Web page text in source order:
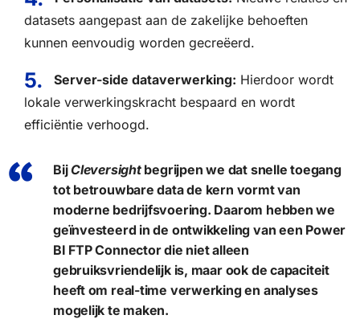
datasets aangepast aan de zakelijke behoeften
kunnen eenvoudig worden gecreëerd.
Server-side dataverwerking: Hierdoor wordt
lokale verwerkingskracht bespaard en wordt
efficiëntie verhoogd.
Bij Cleversightbegrijpen we dat snelle toegang
tot betrouwbare data de kern vormt van
moderne bedrijfsvoering. Daarom hebben we
geïnvesteerd in de ontwikkeling van een Power
BI FTP Connector die niet alleen
gebruiksvriendelijk is, maar ook de capaciteit
heeft om real-time verwerking en analyses
mogelijk te maken.